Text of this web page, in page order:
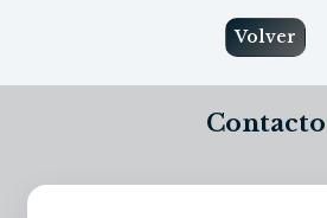
Volver
Contacto